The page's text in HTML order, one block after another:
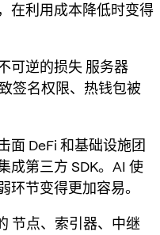
在利用成本降低时变得
可逆的损失 服务器
签名权限、热钱包被
面 DeFi 和基础设施团
成第三方 SDK。AI 使
环节变得更加容易。
节点、索引器、中继